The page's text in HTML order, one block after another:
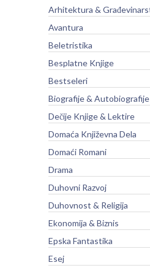
Arhitektura &
Avantura
Beletristika
Besplatne Knjige
Bestseleri
Biografije & Autobiografije
Dečije Knjige & Lektire
Domaća Književna Dela
Domaći Romani
Drama
Duhovni Razvoj
Duhovnost & Religija
Ekonomija & Biznis
Epska Fantastika
Esej